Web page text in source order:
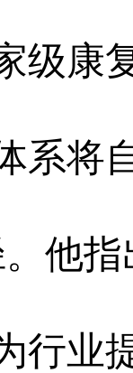
级康
系将
他
行业